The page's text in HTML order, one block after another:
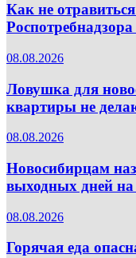
Как не
08.08.2026
Ловушка для
квартиры не
08.08.2026
Новосибирцам
выходных дней на
08.08.2026
Горячая еда